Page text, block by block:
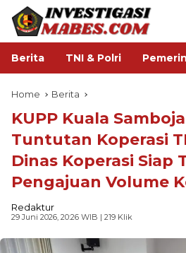
Berita TNI & Polri
Home Berita
KUPP Kuala
Tuntutan Koperasi
Dinas Koperasi Siap
Pengajuan Volume
Redaktur
29 Juni 2026, 20:26 WIB | 219 Klik